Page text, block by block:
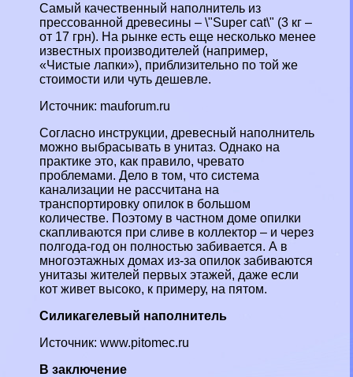
Самый качественный наполнитель из
прессованной древесины – \"Super cat\" (3 кг –
от 17 грн). На рынке есть еще несколько менее
известных производителей (например,
«Чистые лапки»), приблизительно по той же
стоимости или чуть дешевле.
Источник: mauforum.ru
Согласно инструкции, древесный наполнитель
можно выбрасывать в унитаз. Однако на
пpaктике это, как правило, чревато
проблемами. Дело в том, что система
канализации не рассчитана на
трaнcпортировку опилок в большом
количестве. Поэтому в частном доме опилки
скапливаются при сливе в коллектор – и через
полгода-год он полностью забивается. А в
многоэтажных домах из-за опилок забиваются
унитазы жителей первых этажей, даже если
кот живет высоко, к примеру, на пятом.
Силикагелевый наполнитель
Источник: www.pitomec.ru
В заключение